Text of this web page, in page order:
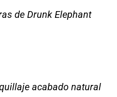
de Drunk Elephant
acabado natural